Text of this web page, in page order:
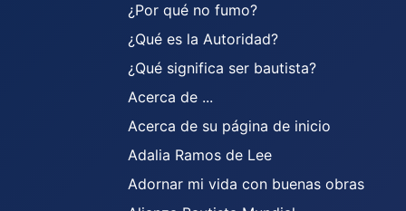
¿Por qué no fumo?
¿Qué es la Autoridad?
¿Qué significa ser bautista?
Acerca de ...
Acerca de su página de inicio
Adalia Ramos de Lee
Adornar mi vida con buenas obras